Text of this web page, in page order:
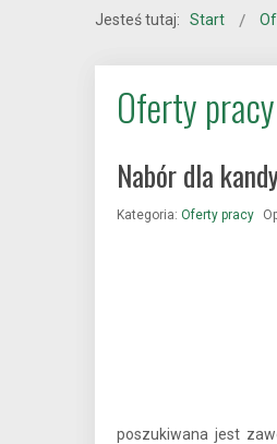
Jesteś tutaj: Start
Oferty pracy
Nabór dla
Kategoria: Oferty pracy
poszukiwana jest